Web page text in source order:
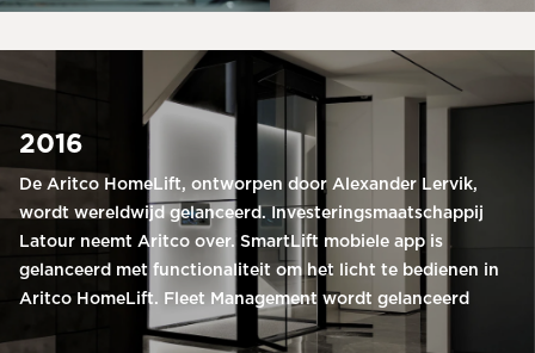
2016
De Aritco HomeLift, ontworpen door Alexander Lervik,
wordt wereldwijd gelanceerd. Investeringsmaatschappij
Latour neemt Aritco over. SmartLift mobiele app is
gelanceerd met functionaliteit om het licht te bedienen in
Aritco HomeLift. Fleet Management wordt gelanceerd